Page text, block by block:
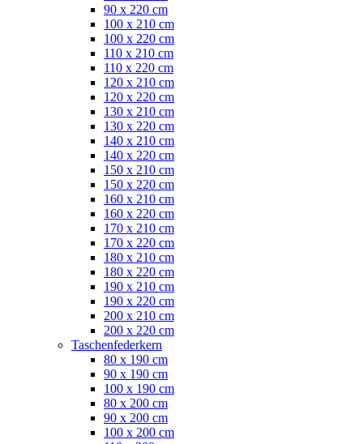
90 x 220 cm
100 x 210 cm
100 x 220 cm
110 x 210 cm
110 x 220 cm
120 x 210 cm
120 x 220 cm
130 x 210 cm
130 x 220 cm
140 x 210 cm
140 x 220 cm
150 x 210 cm
150 x 220 cm
160 x 210 cm
160 x 220 cm
170 x 210 cm
170 x 220 cm
180 x 210 cm
180 x 220 cm
190 x 210 cm
190 x 220 cm
200 x 210 cm
200 x 220 cm
Taschenfederkern
80 x 190 cm
90 x 190 cm
100 x 190 cm
80 x 200 cm
90 x 200 cm
100 x 200 cm